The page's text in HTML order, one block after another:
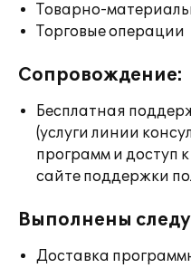
Товарно-
Торговые операции
Сопровождение:
Бесплатная
(услуги линии
программ и доступ
сайте поддержки
Выполнены
Доставка